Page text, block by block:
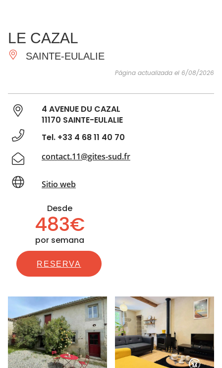
IMPRESCINDIBLES
LE CAZAL
SAINTE-EULALIE
Página actualizada el 6/08/2026
4 AVENUE DU CAZAL
11170 SAINTE-EULALIE
Tel. +33 4 68 11 40 70
contact.11@gites-sud.fr
Sitio web
Desde
483€
por semana
RESERVA